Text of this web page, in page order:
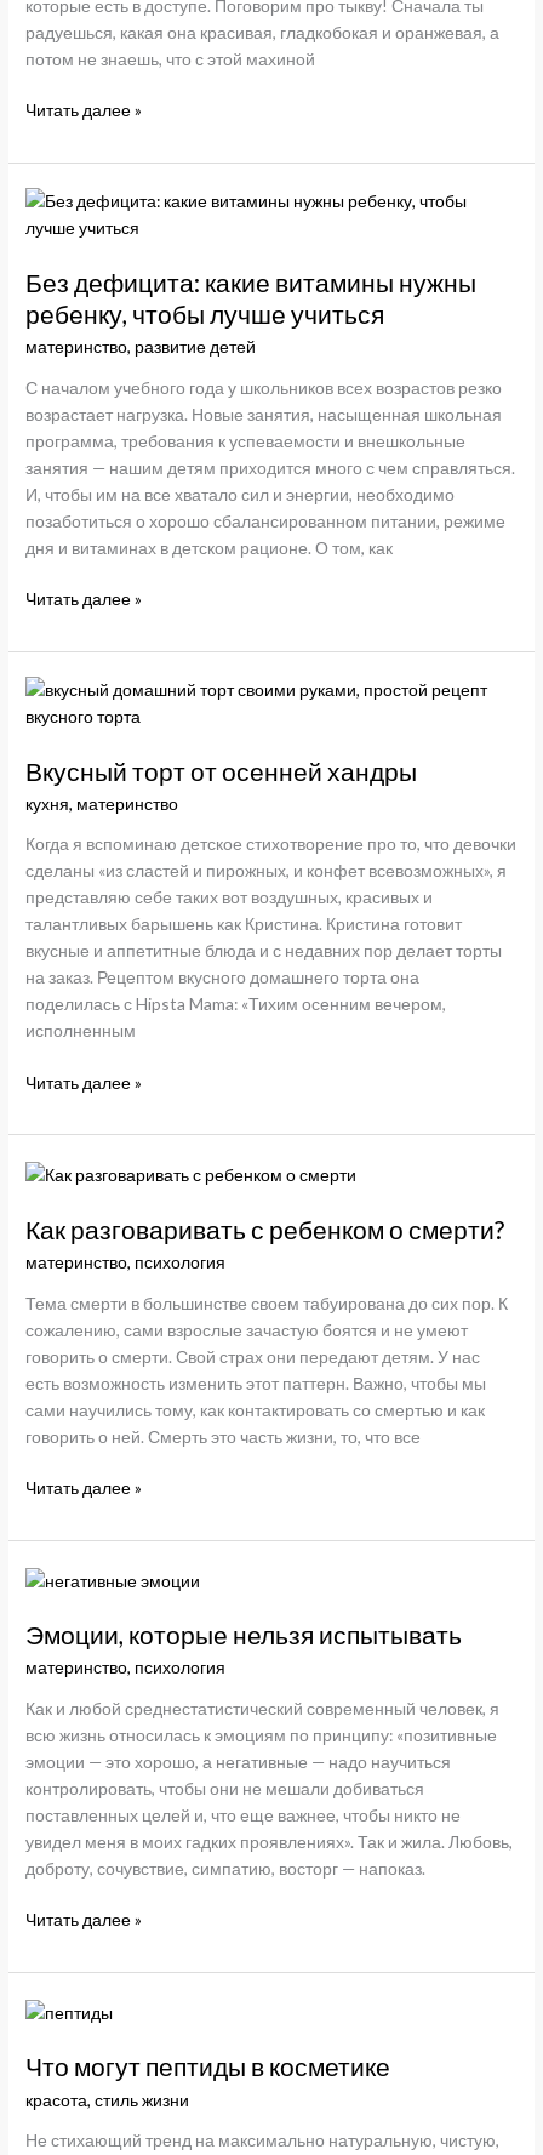
которые есть в доступе. Поговорим про тыкву! Сначала ты
радуешься, какая она красивая, гладкобокая и оранжевая, а
потом не знаешь, что с этой махиной
5
из
тыквы,
которых
вы
не
пробовали.
Специально
маньяков
Читать далее »
Без дефицита: какие витамины нужны
ребенку, чтобы лучше учиться
материнство, развитие детей
С началом учебного года у школьников всех возрастов резко
возрастает нагрузка. Новые занятия, насыщенная школьная
программа, требования к успеваемости и внешкольные
занятия — нашим детям приходится много с чем справляться.
И, чтобы им на все хватало сил и энергии, необходимо
позаботиться о хорошо сбалансированном питании, режиме
дня и витаминах в детском рационе. О том, как
Без
какие
витамины
нужны
ребенку,
лучше
учиться
Читать далее »
Вкусный торт от осенней хандры
кухня, материнство
Когда я вспоминаю детское стихотворение про то, что девочки
сделаны «из сластей и пирожных, и конфет всевозможных», я
представляю себе таких вот воздушных, красивых и
талантливых барышень как Кристина. Кристина готовит
вкусные и аппетитные блюда и с недавних пор делает торты
на заказ. Рецептом вкусного домашнего торта она
поделилась с Hipsta Mama: «Тихим осенним вечером,
исполненным
Вкусный
от
осенней
хандры
Читать далее »
Как разговаривать с ребенком о смерти?
материнство, психология
Тема смерти в большинстве своем табуирована до сих пор. К
сожалению, сами взрослые зачастую боятся и не умеют
говорить о смерти. Свой страх они передают детям. У нас
есть возможность изменить этот паттерн. Важно, чтобы мы
сами научились тому, как контактировать со смертью и как
говорить о ней. Смерть это часть жизни, то, что все
Как
с
ребенком
о
Читать далее »
Эмоции, которые нельзя испытывать
материнство, психология
Как и любой среднестатистический современный человек, я
всю жизнь относилась к эмоциям по принципу: «позитивные
эмоции — это хорошо, а негативные — надо научиться
контролировать, чтобы они не мешали добиваться
поставленных целей и, что еще важнее, чтобы никто не
увидел меня в моих гадких проявлениях». Так и жила. Любовь,
доброту, сочувствие, симпатию, восторг — напоказ.
Эмоции,
нельзя
испытывать
Читать далее »
Что могут пептиды в косметике
красота,стиль жизни
Не стихающий тренд на максимально натуральную, чистую,